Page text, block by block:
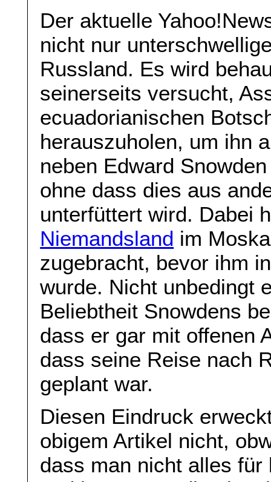
Der aktuelle
nicht nur
Russland. Es wird
seinerseits versucht,
ecuadorianischen
herauszuholen, um ihn
neben Edward
ohne dass dies aus
unterfüttert wird. Dabei
Niemandsland im
zugebracht, bevor ihm
wurde. Nicht unbedingt
Beliebtheit Snowdens
dass er gar mit offenen
dass seine Reise nach
geplant war.
Diesen Eindruck
obigem Artikel nicht,
dass man nicht alles